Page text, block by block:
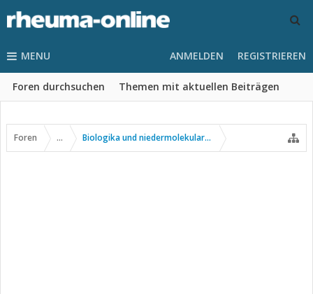
MENU
Foren durchsuchen Themen mit aktuellen Beiträgen
ANMELDEN REGISTRIEREN
Foren ... Biologika und niedermolekulare Wirkstoffe